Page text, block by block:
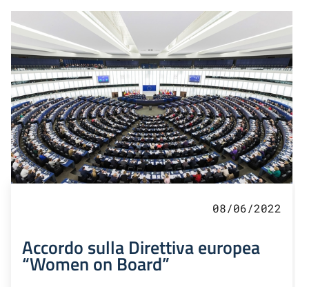
08/06/2022
Accordo sulla Direttiva europea
“Women on Board”